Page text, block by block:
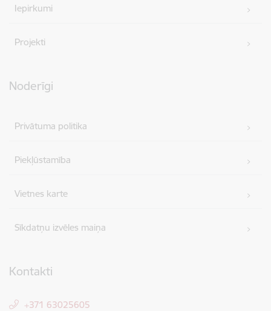
Iepirkumi
Projekti
Noderīgi
Privātuma politika
Piekļūstamība
Vietnes karte
Sīkdatņu izvēles maiņa
Kontakti
+371 63025605